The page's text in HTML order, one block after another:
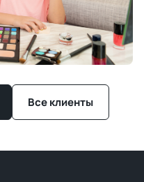
Все клиенты